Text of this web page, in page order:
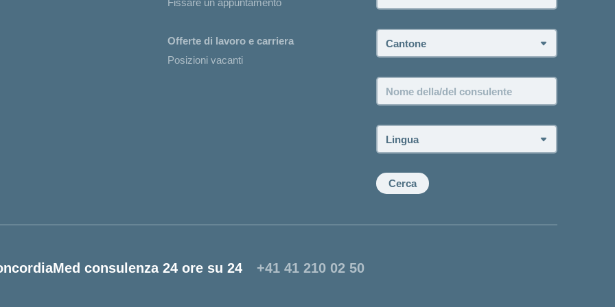
Fissare un appuntamento
Offerte di lavoro e carriera
Posizioni vacanti
Cantone:
Nome
della/del
Lingua:
Cerca
consulenza 24 ore su 24 +41 41 210 02 50